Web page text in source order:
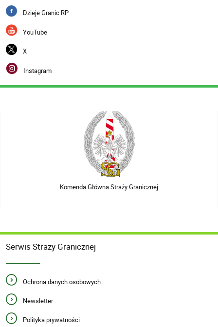
Dzieje Granic RP
YouTube
X
Instagram
Komenda Główna Straży Granicznej
Serwis Straży Granicznej
Ochrona danych osobowych
Newsletter
Polityka prywatności